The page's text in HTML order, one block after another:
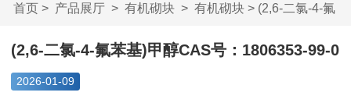
首页> 产品展厅> 有机砌块> 有机砌块> (2,6-二氯-4-氟
苯基)甲醇CAS号...
(2,6-二氯-4-氟苯基)甲醇CAS号：1806353-99-0
2026-01-09